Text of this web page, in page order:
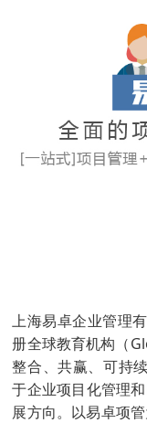
上海易卓企业管理
册全球教育机构（
整合、共赢、可持
于企业项目化管理
展方向。以易卓项